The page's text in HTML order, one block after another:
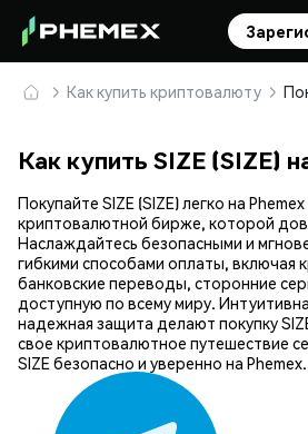
Как купить криптовалюту
Как купить SIZE (SIZE)
Покупайте SIZE (SIZE) легко на
криптовалютной бирже, которой
Наслаждайтесь безопасными и
гибкими способами оплаты, включая
банковские переводы, сторонние
доступную по всему миру.
надежная защита делают покупку
свое криптовалютное путешествие
SIZE безопасно и уверенно на Phemex.